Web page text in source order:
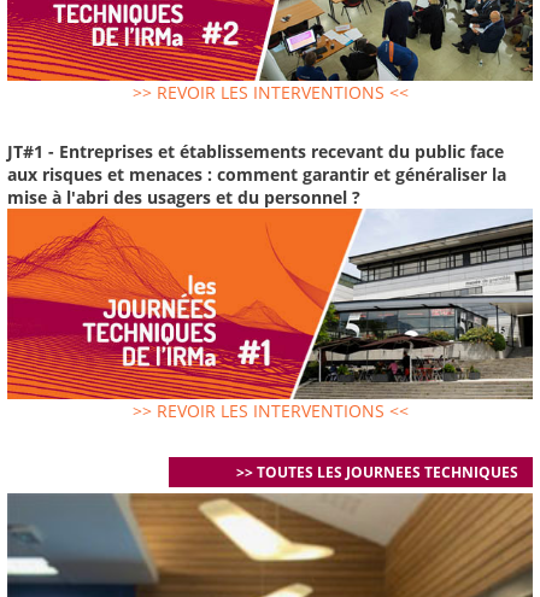
>> REVOIR LES INTERVENTIONS <<
JT#1 - Entreprises et établissements recevant du public face
aux risques et menaces : comment garantir et généraliser la
mise à l'abri des usagers et du personnel ?
>> REVOIR LES INTERVENTIONS <<
>> TOUTES LES JOURNEES TECHNIQUES